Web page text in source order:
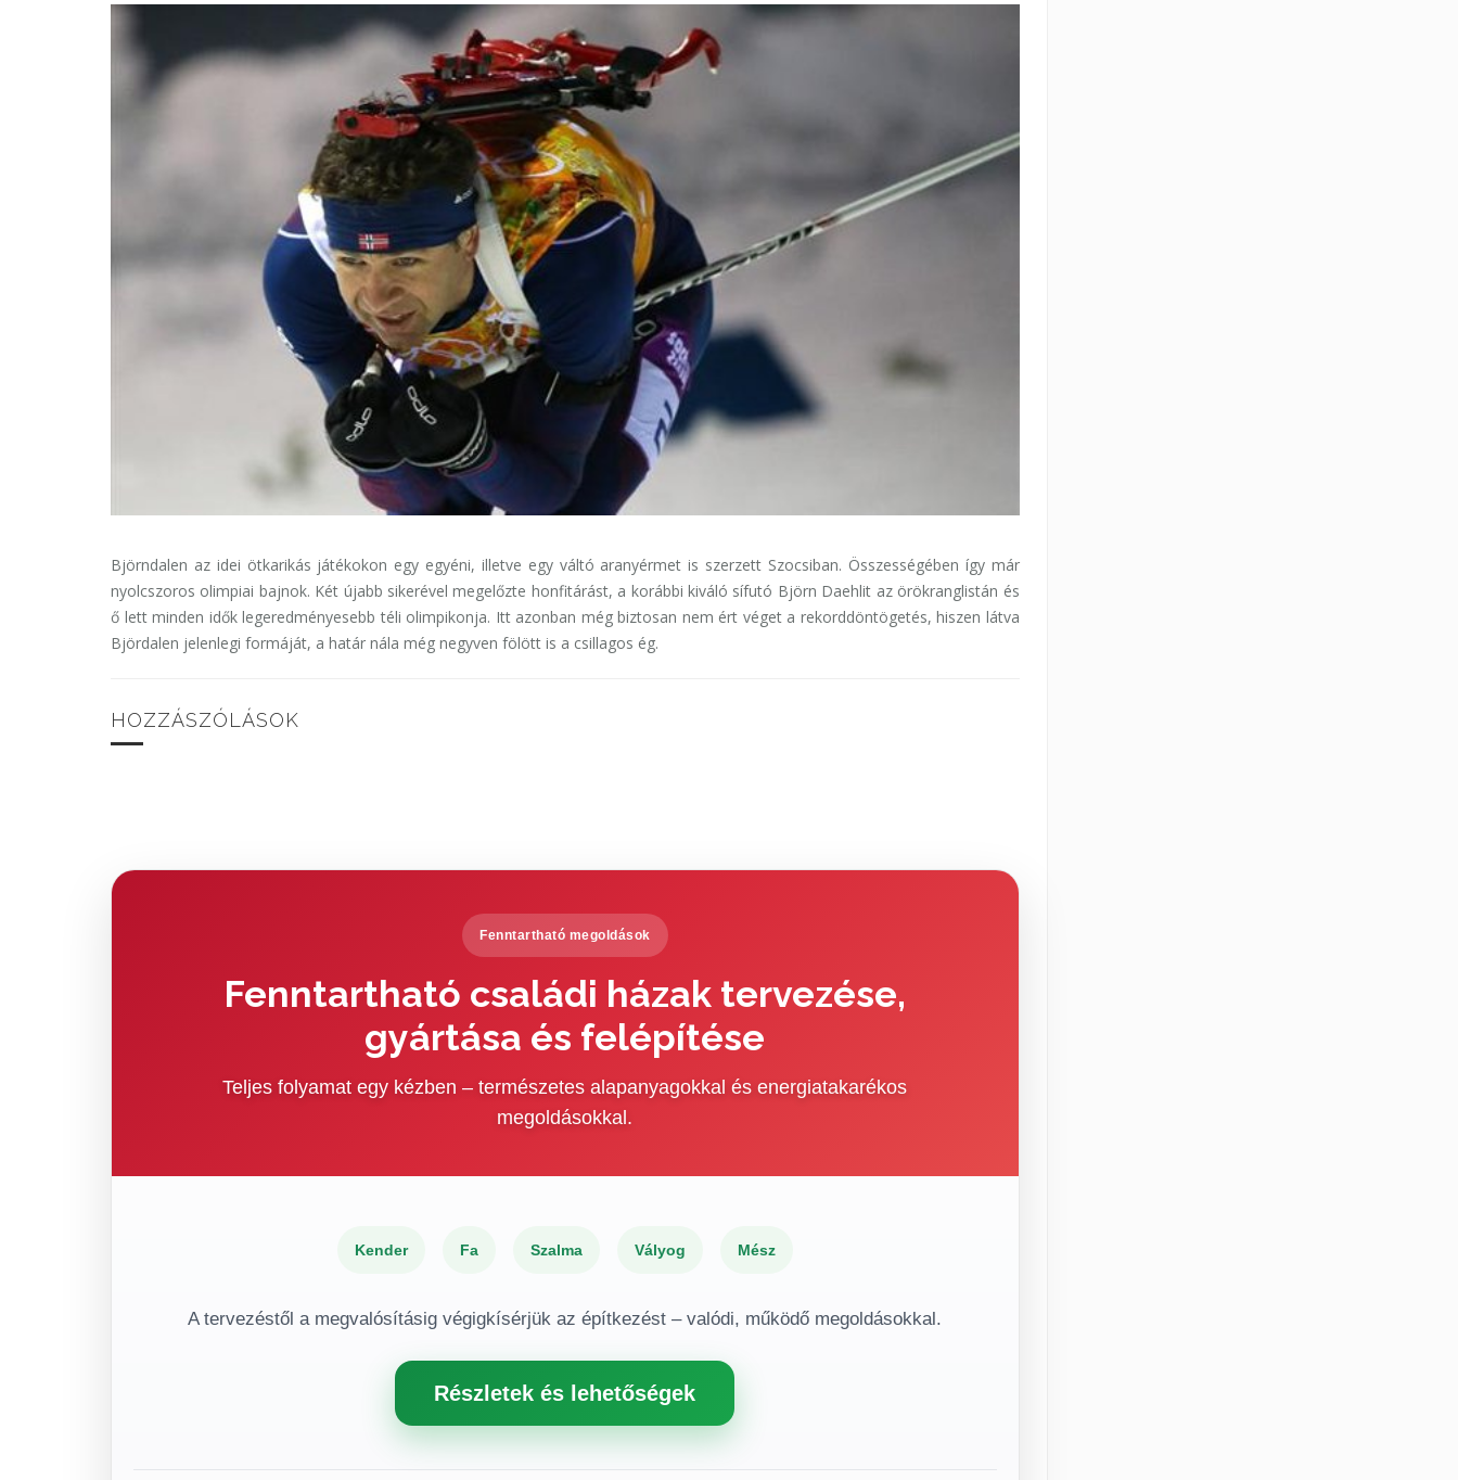
Björndalen az idei ötkarikás játékokon egy egyéni, illetve egy váltó aranyérmet is szerzett Szocsiban. Összességében így már
nyolcszoros olimpiai bajnok. Két újabb sikerével megelőzte honfitárást, a korábbi kiváló sífutó Björn Daehlit az örökranglistán és
ő lett minden idők legeredményesebb téli olimpikonja. Itt azonban még biztosan nem ért véget a rekorddöntögetés, hiszen látva
Björdalen jelenlegi formáját, a határ nála még negyven fölött is a csillagos ég.
HOZZÁSZÓLÁSOK
Fenntartható megoldások
Fenntartható családi házak tervezése,
gyártása és felépítése
Teljes folyamat egy kézben – természetes alapanyagokkal és energiatakarékos
megoldásokkal.
Kender Fa Szalma Vályog Mész
A tervezéstől a megvalósításig végigkísérjük az építkezést – valódi, működő megoldásokkal.
Részletek és lehetőségek